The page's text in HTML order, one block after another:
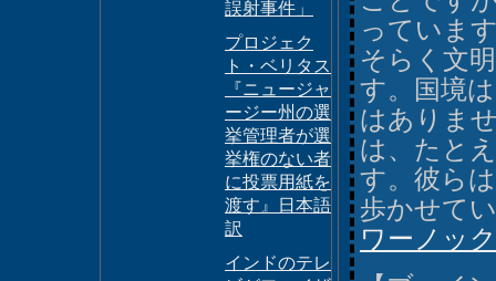
誤射事件」
プロジェク
ト・ベリタス
『ニュージャ
ージー州の選
挙管理者が選
挙権のない者
に投票用紙を
渡す』日本語
訳
インドのテレ
っていま
そらく文
す。国境
はありま
は、たと
す。彼ら
歩かせて
ワーノック